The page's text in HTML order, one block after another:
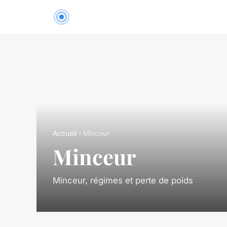
Accueil › Minceur
Minceur
Minceur, régimes et perte de poids